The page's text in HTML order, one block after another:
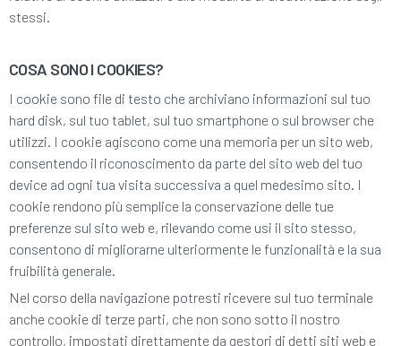
stessi.
COSA SONO I COOKIES?
I cookie sono file di testo che archiviano informazioni sul tuo
hard disk, sul tuo tablet, sul tuo smartphone o sul browser che
utilizzi. I cookie agiscono come una memoria per un sito web,
consentendo il riconoscimento da parte del sito web del tuo
device ad ogni tua visita successiva a quel medesimo sito. I
cookie rendono più semplice la conservazione delle tue
preferenze sul sito web e, rilevando come usi il sito stesso,
consentono di migliorarne ulteriormente le funzionalità e la sua
fruibilità generale.
Nel corso della navigazione potresti ricevere sul tuo terminale
anche cookie di terze parti, che non sono sotto il nostro
controllo, impostati direttamente da gestori di detti siti web e